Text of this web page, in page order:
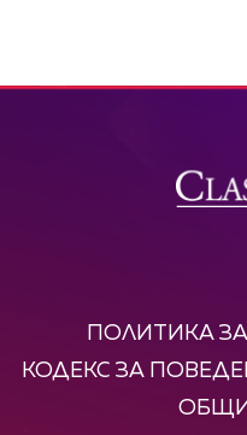
ПОЛИТИКА
КОДЕКС ЗА
ОБЩИ